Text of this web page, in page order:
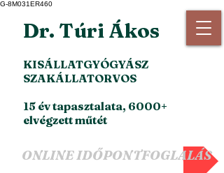
G-8M031ER460
ONLINE IDŐPONTFOGLALÁS
Dr. Túri Ákos
KISÁLLATGYÓGYÁSZ
SZAKÁLLATORVOS
15 év tapasztalata, 6000+
elvégzett műtét